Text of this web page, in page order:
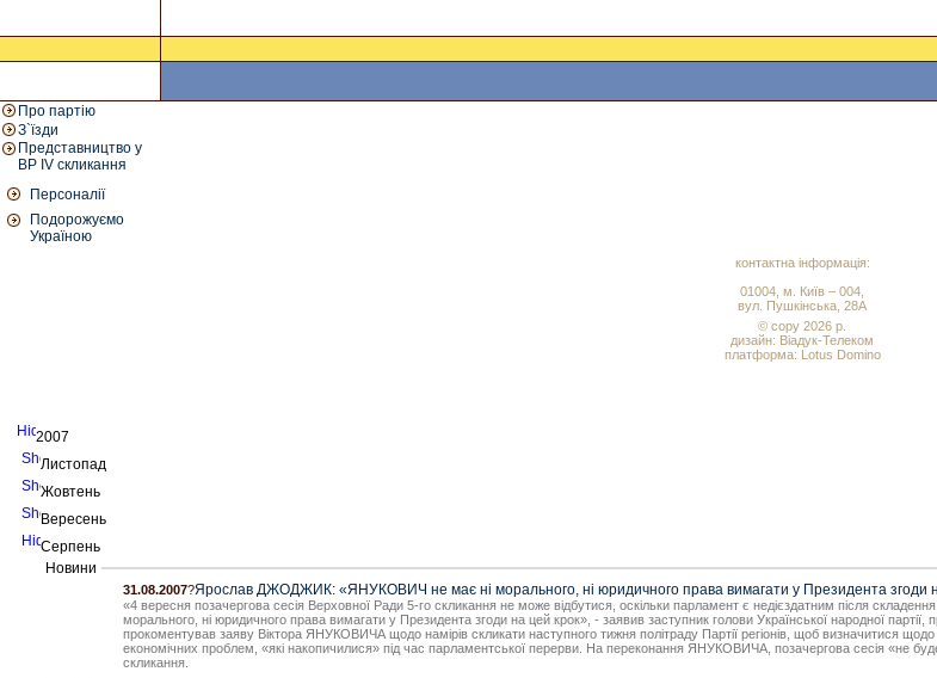
Про партію
З`їзди
Представництво у
ВР IV скликання
Персоналії
Подорожуємо
Україною
контактна інформація:
01004, м. Київ – 004,
вул. Пушкінська, 28А
© copy 2026 р.
дизайн: Віадук-Телеком
платформа: Lotus Domino
2007
Листопад
Жовтень
Вересень
Серпень
Новини
31.08.2007?Ярослав ДЖОДЖИК: «ЯНУКОВИЧ не має ні морального, ні юридичного права вимагати у Президента згоди
«4 вересня позачергова сесія Верховної Ради 5-го скликання не може відбутися, оскільки парламент є недієздатним після
морального, ні юридичного права вимагати у Президента згоди на цей крок», - заявив заступник голови Української народної
прокоментував заяву Віктора ЯНУКОВИЧА щодо намірів скликати наступного тижня політраду Партії регіонів, щоб визначитися
економічних проблем, «які накопичилися» під час парламентської перерви. На переконання ЯНУКОВИЧА, позачергова сесія «не буде
скликання.